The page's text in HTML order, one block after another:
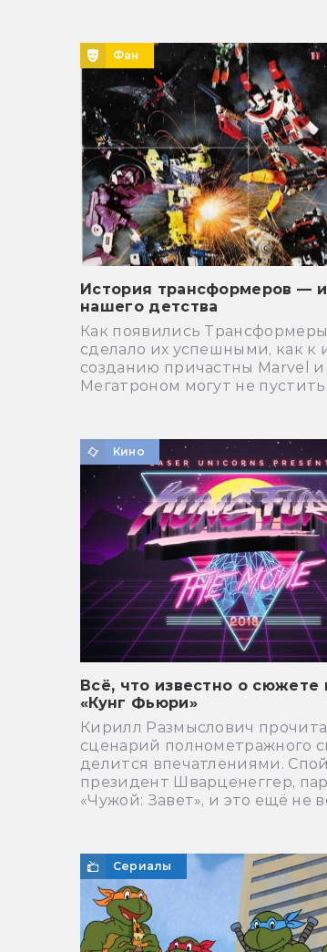
Фан
История трансформеров —
нашего детства
Как появились
сделало их успешными, как к
созданию причастны Marvel и
Мегатроном могут не пустить
Кино
Всё, что известно о сюжете
«Кунг Фьюри»
Кирилл Размыслович
сценарий полнометражного
делится впечатлениями.
президент Шварценеггер,
«Чужой: Завет», и это ещё не
Сериалы